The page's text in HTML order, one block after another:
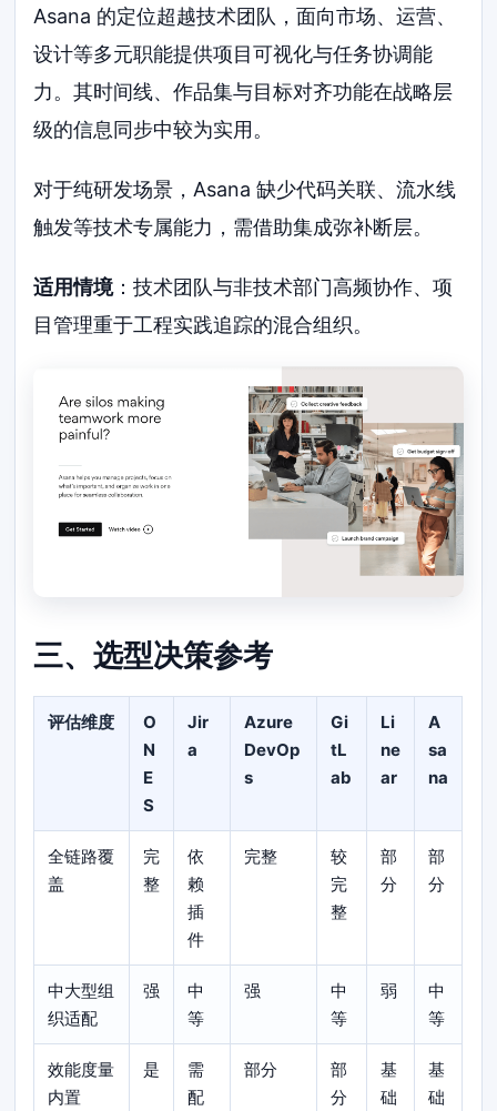
Asana 的定位超越技术团队，面向市场、运营、
设计等多元职能提供项目可视化与任务协调能
力。其时间线、作品集与目标对齐功能在战略层
级的信息同步中较为实用。
对于纯研发场景，Asana 缺少代码关联、流水线
触发等技术专属能力，需借助集成弥补断层。
适用情境：技术团队与非技术部门高频协作、项
目管理重于工程实践追踪的混合组织。
三、选型决策参考
评估维度
O
N
E
S
Jir
a
Azure
DevOp
s
Gi
tL
ab
Li
ne
ar
A
sa
na
全链路覆
盖
完
整
依
赖
插
件
完整
较
完
整
部
分
部
分
中大型组
织适配
强
中
等
强
中
等
弱
中
等
效能度量
内置
是
需
配
部分
部
分
基
础
基
础